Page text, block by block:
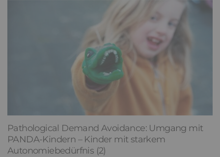
Pathological Demand Avoidance: Umgang mit
PANDA-Kindern – Kinder mit starkem
Autonomiebedürfnis (2)